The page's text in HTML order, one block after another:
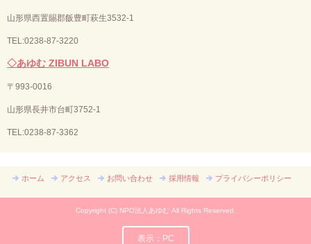
山形県西置賜郡飯豊町萩生3532-1
TEL:0238-87-3220
◇あゆむ ZIBUN LABO
〒 993-0016
山形県長井市台町3752-1
TEL:0238-87-3362
ホーム アクセス お問い合わせ 採用情報 プライバシーポリシー
Copyright (C) NPO法人あゆむ All Rights Reserved.
表示：PC